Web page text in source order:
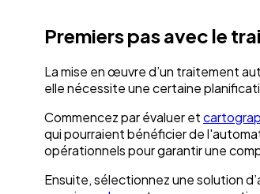
Premiers pas avec le
La mise en œuvre d’un traitement
elle nécessite une certaine
Commencez par évaluer et
qui pourraient bénéficier de
opérationnels pour garantir une
Ensuite, sélectionnez une solution